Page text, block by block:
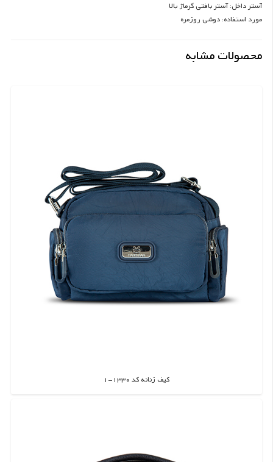
آستر داخل: آستر بافتی گرماژ بالا
مورد استفاده: دوشی روزمره
محصولات مشابه
کیف زنانه کد 1330-1
اطلاعات بیشتر